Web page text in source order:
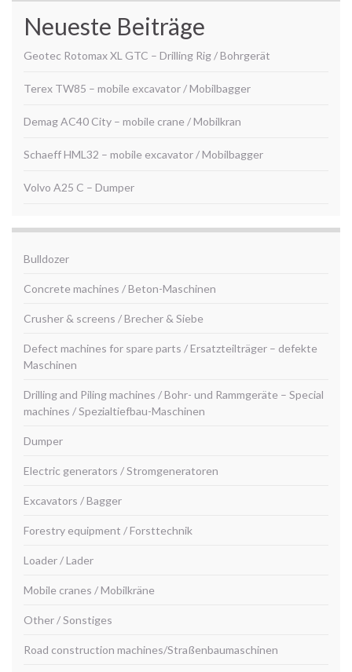
Neueste Beiträge
Geotec Rotomax XL GTC – Drilling Rig / Bohrgerät
Terex TW85 – mobile excavator / Mobilbagger
Demag AC40 City – mobile crane / Mobilkran
Schaeff HML32 – mobile excavator / Mobilbagger
Volvo A25 C – Dumper
Bulldozer
Concrete machines / Beton-Maschinen
Crusher & screens / Brecher & Siebe
Defect machines for spare parts / Ersatzteilträger – defekte
Maschinen
Drilling and Piling machines / Bohr- und Rammgeräte – Special
machines / Spezialtiefbau-Maschinen
Dumper
Electric generators / Stromgeneratoren
Excavators / Bagger
Forestry equipment / Forsttechnik
Loader / Lader
Mobile cranes / Mobilkräne
Other / Sonstiges
Road construction machines/Straßenbaumaschinen